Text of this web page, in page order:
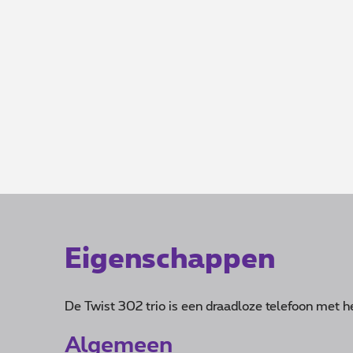
Eigenschappen
De Twist 302 trio is een draadloze telefoon met
Algemeen